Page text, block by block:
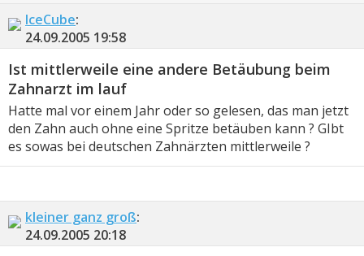
IceCube:
24.09.2005 19:58
Ist mittlerweile eine andere Betäubung beim
Zahnarzt im lauf
Hatte mal vor einem Jahr oder so gelesen, das man jetzt
den Zahn auch ohne eine Spritze betäuben kann ? GIbt
es sowas bei deutschen Zahnärzten mittlerweile ?
kleiner ganz groß:
24.09.2005 20:18